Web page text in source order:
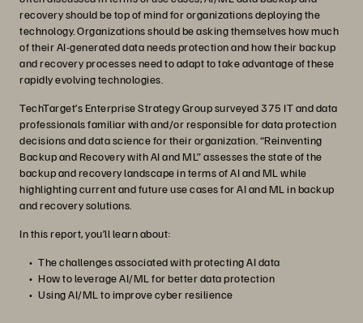
recovery should be top of mind for organizations deploying the
technology. Organizations should be asking themselves how much
of their AI-generated data needs protection and how their backup
and recovery processes need to adapt to take advantage of these
rapidly evolving technologies.
TechTarget’s Enterprise Strategy Group surveyed 375 IT and data
professionals familiar with and/or responsible for data protection
decisions and data science for their organization. “Reinventing
Backup and Recovery with AI and ML” assesses the state of the
backup and recovery landscape in terms of AI and ML while
highlighting current and future use cases for AI and ML in backup
and recovery solutions.
In this report, you’ll learn about:
The challenges associated with protecting AI data
How to leverage AI/ML for better data protection
Using AI/ML to improve cyber resilience